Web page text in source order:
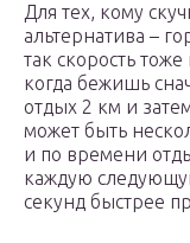
Для тех, кому
альтернатива –
так скорость
когда бежишь
отдых 2 км и
может быть
и по времени
каждую
секунд быстрее